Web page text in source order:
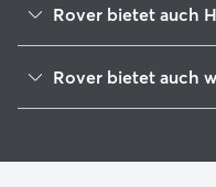
Rover bietet auch
Haar
Rover bietet auch